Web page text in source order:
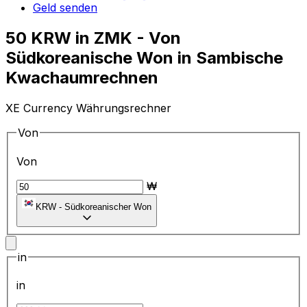
Geld senden
50 KRW in ZMK - Von
Südkoreanische Won in Sambische
Kwachaumrechnen
XE Currency Währungsrechner
Von
Von
₩
KRW - Südkoreanischer Won
in
in